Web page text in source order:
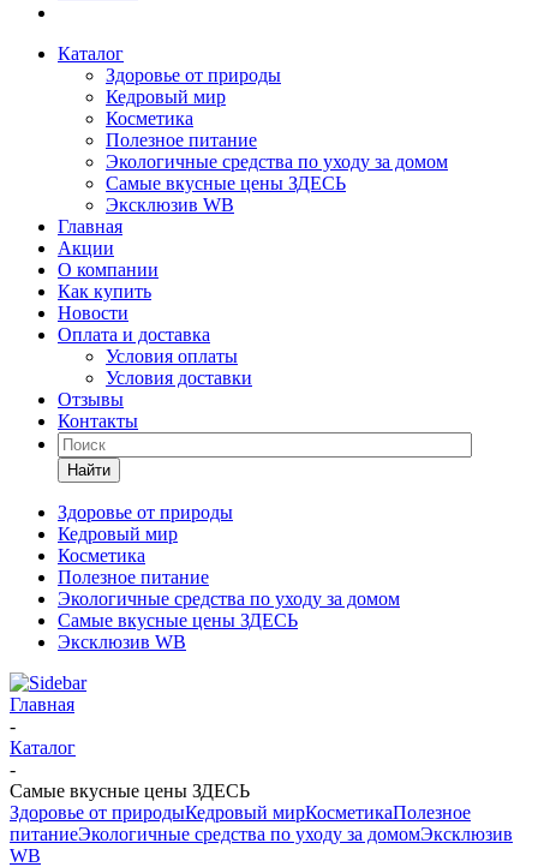
Каталог
Здоровье от природы
Кедровый мир
Косметика
Полезное питание
Экологичные средства по уходу за домом
Самые вкусные цены ЗДЕСЬ
Эксклюзив WB
Главная
Акции
О компании
Как купить
Новости
Оплата и доставка
Условия оплаты
Условия доставки
Отзывы
Контакты
Найти
Здоровье от природы
Кедровый мир
Косметика
Полезное питание
Экологичные средства по уходу за домом
Самые вкусные цены ЗДЕСЬ
Эксклюзив WB
Главная
-
Каталог
-
Самые вкусные цены ЗДЕСЬ
Здоровье от природыКедровый мирКосметикаПолезное
питаниеЭкологичные средства по уходу за домомЭксклюзив
WB